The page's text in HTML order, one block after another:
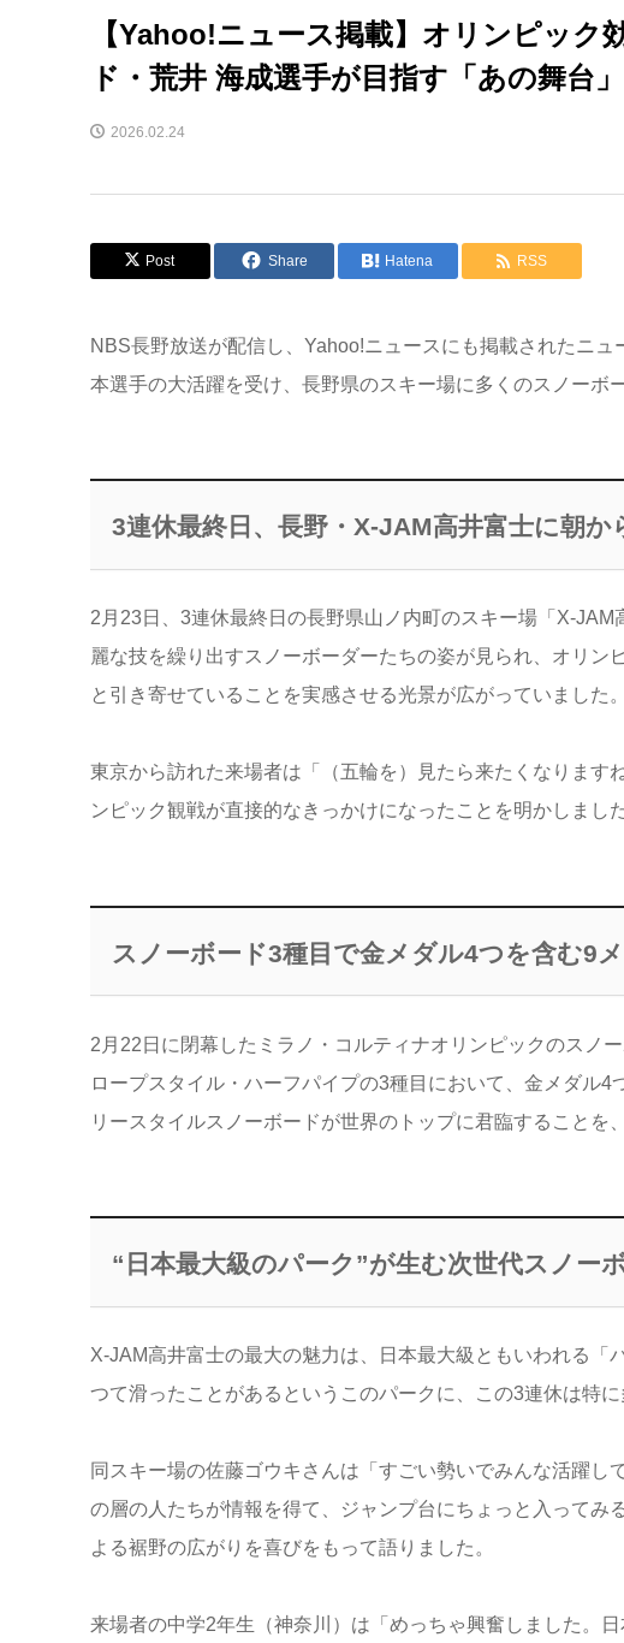
【Yahoo!ニュース掲載】オリンピッ
ド・荒井 海成選手が目指す「あの舞台」
2026.02.24
Post Share Hatena RSS
NBS長野放送が配信し、Yahoo!ニュースにも掲載されたニ
本選手の大活躍を受け、長野県のスキー場に多くのスノーボ
3連休最終日、長野・X-JAM高井富士に朝か
2月23日、3連休最終日の長野県山ノ内町のスキー場「X-
麗な技を繰り出すスノーボーダーたちの姿が見られ、オリ
と引き寄せていることを実感させる光景が広がっていました。
東京から訪れた来場者は「（五輪を）見たら来たくなります
ンピック観戦が直接的なきっかけになったことを明かしました
スノーボード3種目で金メダル4つを含む9
2月22日に閉幕したミラノ・コルティナオリンピックのスノ
ロープスタイル・ハーフパイプの3種目において、金メダル
リースタイルスノーボードが世界のトップに君臨することを
“日本最大級のパーク”が生む次世代スノー
X-JAM高井富士の最大の魅力は、日本最大級ともいわれる
つて滑ったことがあるというこのパークに、この3連休は特
同スキー場の佐藤ゴウキさんは「すごい勢いでみんな活躍
の層の人たちが情報を得て、ジャンプ台にちょっと入って
よる裾野の広がりを喜びをもって語りました。
来場者の中学2年生（神奈川）は「めっちゃ興奮しました。